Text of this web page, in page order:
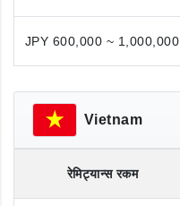
JPY 600,000 ~ 1,000,000
Vietnam
रेमिट्यान्स रकम